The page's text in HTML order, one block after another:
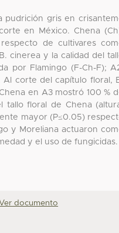
pudrición gris en
en México. Chena
de cultivares
cinerea y la calidad del
por Flamingo (F-Ch-F);
Al corte del capítulo floral,
en A3 mostró 100 %
tallo floral de Chena
mayor (P≤0.05)
y Moreliana actuaron
y el uso de fungicidas.
Ver documento